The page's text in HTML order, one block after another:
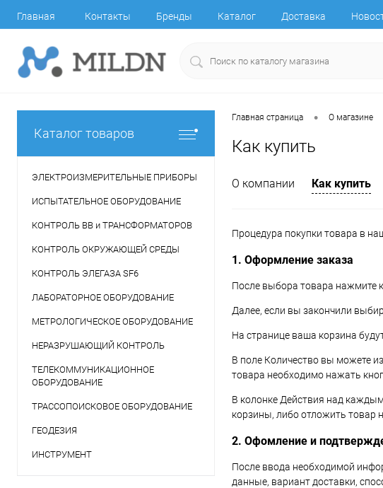
Главная Контакты Бренды Каталог Доставка
Каталог товаров
ЭЛЕКТРОИЗМЕРИТЕЛЬНЫЕ ПРИБОРЫ
ИСПЫТАТЕЛЬНОЕ ОБОРУДОВАНИЕ
КОНТРОЛЬ ВВ и ТРАНСФОРМАТОРОВ
КОНТРОЛЬ ОКРУЖАЮЩЕЙ СРЕДЫ
КОНТРОЛЬ ЭЛЕГАЗА SF6
ЛАБОРАТОРНОЕ ОБОРУДОВАНИЕ
МЕТРОЛОГИЧЕСКОЕ ОБОРУДОВАНИЕ
НЕРАЗРУШАЮЩИЙ КОНТРОЛЬ
ТЕЛЕКОММУНИКАЦИОННОЕ
ОБОРУДОВАНИЕ
ТРАССОПОИСКОВОЕ ОБОРУДОВАНИЕ
ГЕОДЕЗИЯ
ИНСТРУМЕНТ
Главная страница • О магазине
Как купить
О компании Как купить
Процедура покупки товара в
1. Оформление заказа
После выбора товара нажмите
Далее, если вы закончили
На странице ваша корзина
В поле Количество вы можете
товара необходимо нажать
В колонке Действия над
корзины, либо отложить товар
2. Офомление и
После ввода необходимой
данные, вариант доставки,